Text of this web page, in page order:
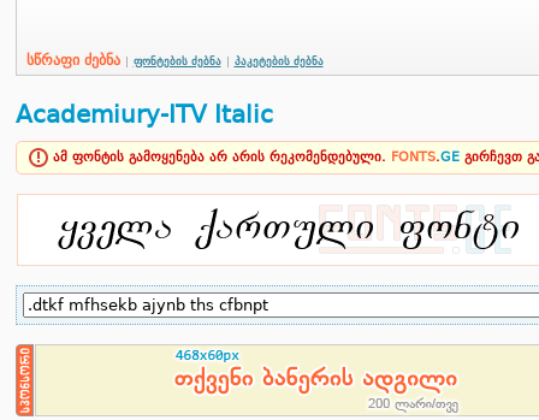
სწრაფი ძებნა ფონტების ძებნა პაკეტების ძებნა
Academiury-ITV Italic
ამ ფონტის გამოყენება არ არის რეკომენდებული. FONTS.GE გირჩევთ